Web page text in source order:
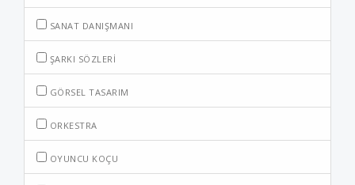
SANAT DANIŞMANI
ŞARKI SÖZLERI
GÖRSEL TASARIM
ORKESTRA
OYUNCU KOÇU